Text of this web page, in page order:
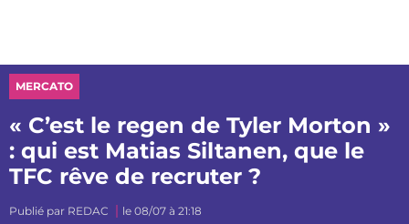
MERCATO
« C’est le regen de Tyler Morton »
: qui est Matias Siltanen, que le
TFC rêve de recruter ?
Publié par REDAC le 08/07 à 21:18